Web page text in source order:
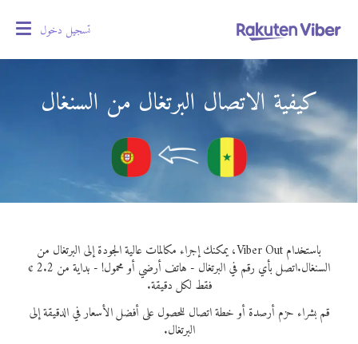
تسجيل دخول
كيفية الاتصال البرتغال من السنغال
باستخدام Viber Out، يمكنك إجراء مكالمات عالية الجودة إلى البرتغال من
السنغال.
اتصل بأي رقم في البرتغال - هاتف أرضي أو محمول! - بداية من 2.2 ¢
فقط لكل دقيقة.
قم بشراء حزم أرصدة أو خطة اتصال للحصول على أفضل الأسعار في الدقيقة إلى
البرتغال.